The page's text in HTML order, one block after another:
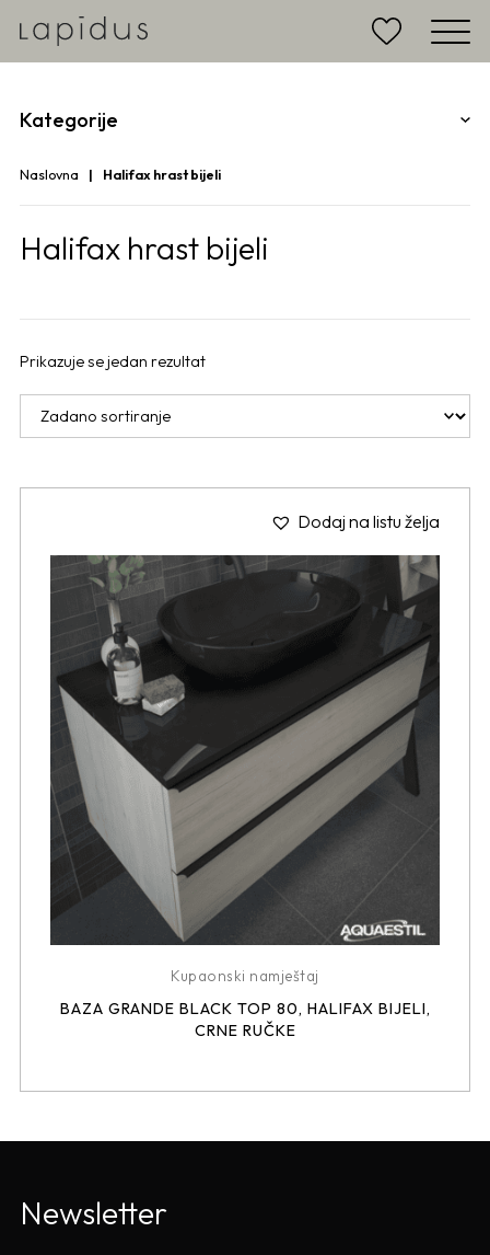
Kategorije
Naslovna Halifax hrast bijeli
Halifax hrast bijeli
Prikazuje se jedan rezultat
Dodaj na listu želja
Kupaonski namještaj
BAZA GRANDE BLACK TOP 80, HALIFAX BIJELI,
CRNE RUČKE
Newsletter